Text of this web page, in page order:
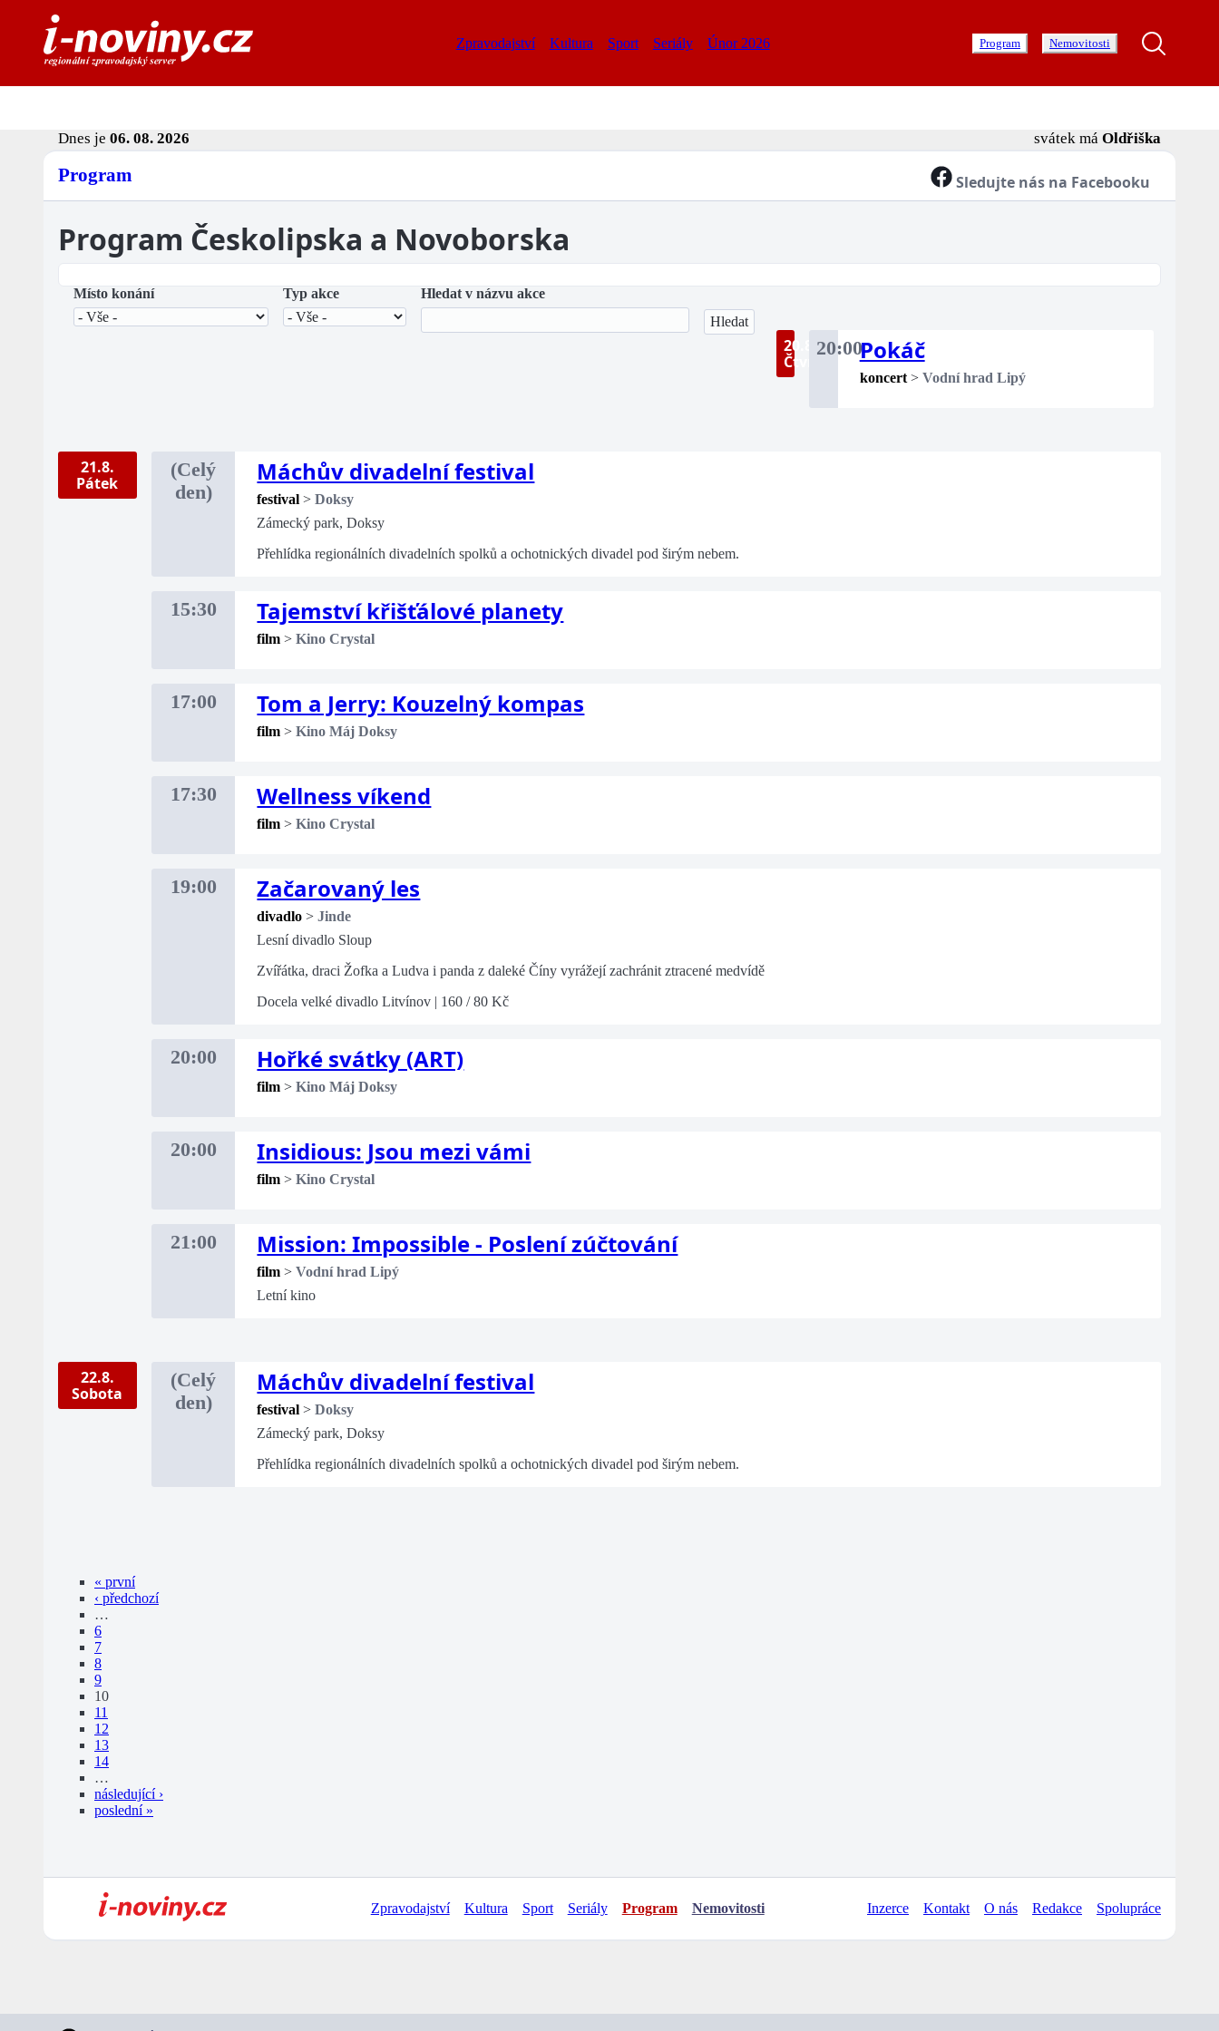
Zpravodajství Kultura Sport Seriály Únor 2026 Program Nemovitosti
Dnes je 06. 08. 2026 svátek má Oldřiška
Program Sledujte nás na Facebooku
Program Českolipska a Novoborska
Místo konání Typ akce Hledat v názvu akce
20.8.
Čtvrtek
20:00Pokáč
koncert > Vodní hrad Lipý
21.8.
Pátek
(Celý
den)
Máchův divadelní festival
festival >Doksy
Zámecký park, Doksy
Přehlídka regionálních divadelních spolků a ochotnických divadel pod širým nebem.
15:30 Tajemství křišťálové planety
film >Kino Crystal
17:00 Tom a Jerry: Kouzelný kompas
film >Kino Máj Doksy
17:30 Wellness víkend
film >Kino Crystal
19:00 Začarovaný les
divadlo >Jinde
Lesní divadlo Sloup
Zvířátka, draci Žofka a Ludva i panda z daleké Číny vyrážejí zachránit ztracené medvídě
Docela velké divadlo Litvínov | 160 / 80 Kč
20:00 Hořké svátky (ART)
film >Kino Máj Doksy
20:00 Insidious: Jsou mezi vámi
film >Kino Crystal
21:00 Mission: Impossible - Poslení zúčtování
film >Vodní hrad Lipý
Letní kino
22.8.
Sobota
(Celý
den)
Máchův divadelní festival
festival >Doksy
Zámecký park, Doksy
Přehlídka regionálních divadelních spolků a ochotnických divadel pod širým nebem.
« první
‹ předchozí
…
6
7
8
9
10
11
12
13
14
…
následující ›
poslední »
Zpravodajství Kultura Sport Seriály Program Nemovitosti Inzerce Kontakt O nás Redakce Spolupráce